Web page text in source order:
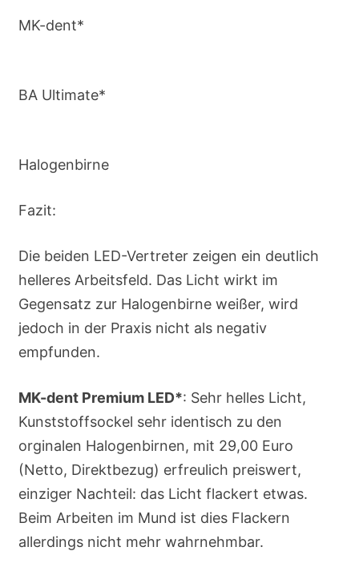
MK-dent*
BA Ultimate*
Halogenbirne
Fazit:
Die beiden LED-Vertreter zeigen ein deutlich
helleres Arbeitsfeld. Das Licht wirkt im
Gegensatz zur Halogenbirne weißer, wird
jedoch in der Praxis nicht als negativ
empfunden.
MK-dent Premium LED*: Sehr helles Licht,
Kunststoffsockel sehr identisch zu den
orginalen Halogenbirnen, mit 29,00 Euro
(Netto, Direktbezug) erfreulich preiswert,
einziger Nachteil: das Licht flackert etwas.
Beim Arbeiten im Mund ist dies Flackern
allerdings nicht mehr wahrnehmbar.